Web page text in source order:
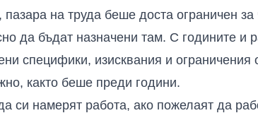
на труда беше доста ограничен
да бъдат назначени там. С годините и
специфики, изисквания и ограничения
както беше преди години.
си намерят работа, ако пожелаят да